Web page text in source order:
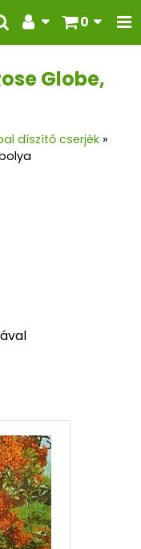
0
Globe,
díszítő cserjék »